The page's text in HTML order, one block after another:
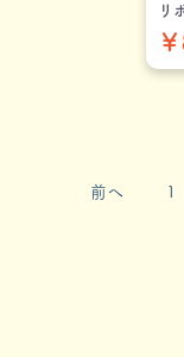
リ
前へ 1